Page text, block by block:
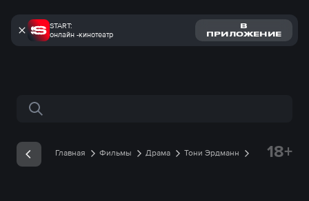
START:
онлайн -кинотеатр
В
ПРИЛОЖЕНИЕ
Поиск по сайту
Главная Фильмы Драма
Тони Эрдманн
18+